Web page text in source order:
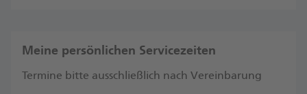
Meine persönlichen Servicezeiten
Termine bitte ausschließlich nach Vereinbarung